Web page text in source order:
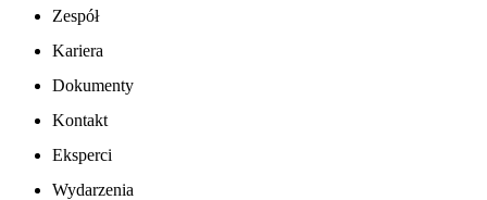
Zespół
Kariera
Dokumenty
Kontakt
Eksperci
Wydarzenia